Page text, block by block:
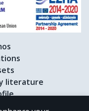
literature